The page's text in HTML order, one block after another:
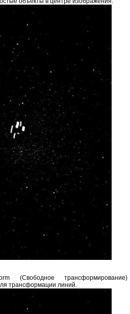
(Свободное трансформирование)
трансформации линий.